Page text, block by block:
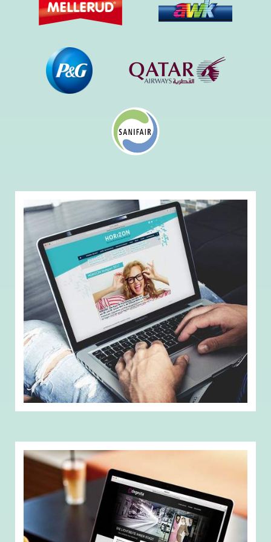
über eine eigene API mit dem Daten- und
Buchungsserver kommunizieren. Das Angebot wird
App für Smartphone und Tablet verfügbar.
2011 – heute
Für die SCOPE Messestrategie GmbH und ihrer
HORIZON Messe wurde ein gänzlich neues
Webdesign auf Grundlage des frisch erstellten
Corporate Designs erstellt. Das moderne,
zielgruppenorientierte Design wurde mittels TYPO3 in
ein einfach zu pflegendes Content-Management-